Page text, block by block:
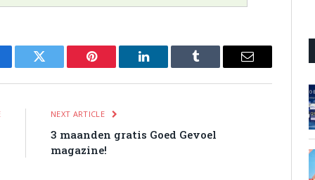
Twitter Pinterest LinkedIn Tumblr Email
NEXT ARTICLE
3 maanden gratis Goed Gevoel
magazine!